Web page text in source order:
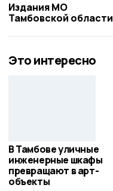
Издания МО
Тамбовской области
Это интересно
В Тамбове уличные
инженерные шкафы
превращают в арт-
объекты